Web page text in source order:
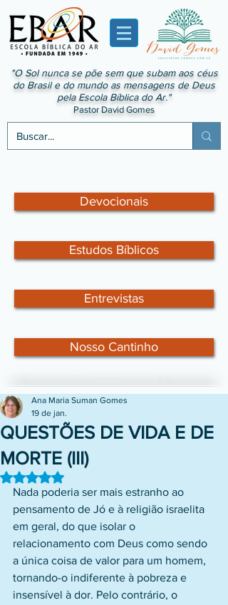
"O Sol nunca se põe sem que subam aos céus
do Brasil e do mundo as mensagens de Deus
pela Escola Bíblica do Ar."
Pastor David Gomes
Devocionais
Estudos Bíblicos
Entrevistas
Nosso Cantinho
QUESTÕES DE VIDA E DE
MORTE (III)
Ana Maria Suman Gomes
19 de jan.
Avaliado com NaN de 5 estrelas.
Nada poderia ser mais estranho ao
pensamento de Jó e à religião israelita
em geral, do que isolar o
relacionamento com Deus como sendo
a única coisa de valor para um homem,
tornando-o indiferente à pobreza e
insensível à dor. Pelo contrário, o